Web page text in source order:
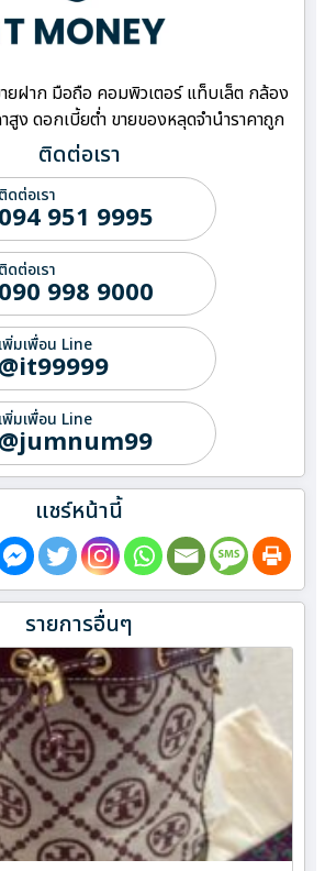
ยฝาก มือถือ คอมพิวเตอร์ แท็บเล็ต กล้อง
สูง ดอกเบี้ยต่ำ ขายของหลุดจำนำราคาถูก
ติดต่อเรา
ติดต่อเรา
094 951 9995
ติดต่อเรา
090 998 9000
เพิ่มเพื่อน Line
@it99999
เพิ่มเพื่อน Line
@jumnum99
แชร์หน้านี้
รายการอื่นๆ